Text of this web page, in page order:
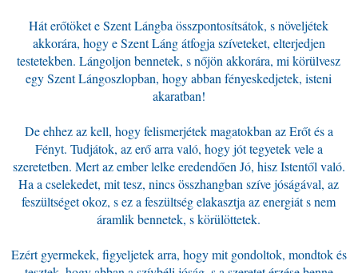
Hát erőtöket e Szent Lángba összpontosítsátok, s növeljétek
akkorára, hogy e Szent Láng átfogja szíveteket, elterjedjen
testetekben. Lángoljon bennetek, s nőjön akkorára, mi körülvesz
egy Szent Lángoszlopban, hogy abban fényeskedjetek, isteni
akaratban!
De ehhez az kell, hogy felismerjétek magatokban az Erőt és a
Fényt. Tudjátok, az erő arra való, hogy jót tegyetek vele a
szeretetben. Mert az ember lelke eredendően Jó, hisz Istentől való.
Ha a cselekedet, mit tesz, nincs összhangban szíve jóságával, az
feszültséget okoz, s ez a feszültség elakasztja az energiát s nem
áramlik bennetek, s körülöttetek.
Ezért gyermekek, figyeljetek arra, hogy mit gondoltok, mondtok és